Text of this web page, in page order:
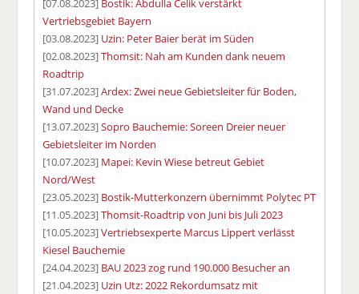
[07.08.2023] Bostik: Abdulla Celik verstärkt
Vertriebsgebiet Bayern
[03.08.2023] Uzin: Peter Baier berät im Süden
[02.08.2023]Thomsit: Nah am Kunden dank neuem
Roadtrip
[31.07.2023]Ardex: Zwei neue Gebietsleiter für Boden,
Wand und Decke
[13.07.2023]Sopro Bauchemie: Soreen Dreier neuer
Gebietsleiter im Norden
[10.07.2023] Mapei: Kevin Wiese betreut Gebiet
Nord/West
[23.05.2023] Bostik-Mutterkonzern übernimmt Polytec PT
[11.05.2023]Thomsit-Roadtrip von Juni bis Juli 2023
[10.05.2023]Vertriebsexperte Marcus Lippert verlässt
Kiesel Bauchemie
[24.04.2023] BAU 2023 zog rund 190.000 Besucher an
[21.04.2023] Uzin Utz: 2022 Rekordumsatz mit